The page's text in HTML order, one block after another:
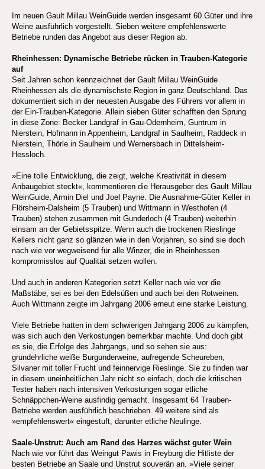
Im neuen Gault Millau WeinGuide werden insgesamt 60 Güter und ihre
Weine ausführlich vorgestellt. Sieben weitere empfehlenswerte
Betriebe runden das Angebot aus dieser Region ab.
Rheinhessen: Dynamische Betriebe rücken in Trauben-Kategorie
auf
Seit Jahren schon kennzeichnet der Gault Millau WeinGuide
Rheinhessen als die dynamischste Region in ganz Deutschland. Das
dokumentiert sich in der neuesten Ausgabe des Führers vor allem in
der Ein-Trauben-Kategorie. Allein sieben Güter schafften den Sprung
in diese Zone: Becker Landgraf in Gau-Odernheim, Guntrum in
Nierstein, Hofmann in Appenheim, Landgraf in Saulheim, Raddeck in
Nierstein, Thörle in Saulheim und Wernersbach in Dittelsheim-
Hessloch.
»Eine tolle Entwicklung, die zeigt, welche Kreativität in diesem
Anbaugebiet steckt«, kommentieren die Herausgeber des Gault Millau
WeinGuide, Armin Diel und Joel Payne. Die Ausnahme-Güter Keller in
Flörsheim-Dalsheim (5 Trauben) und Wittmann in Westhofen (4
Trauben) stehen zusammen mit Gunderloch (4 Trauben) weiterhin
einsam an der Gebietsspitze. Wenn auch die trockenen Rieslinge
Kellers nicht ganz so glänzen wie in den Vorjahren, so sind sie doch
nach wie vor wegweisend für alle Winzer, die in Rheinhessen
kompromisslos auf Qualität setzen wollen.
Und auch in anderen Kategorien setzt Keller nach wie vor die
Maßstäbe, sei es bei den Edelsüßen und auch bei den Rotweinen.
Auch Wittmann zeigte im Jahrgang 2006 erneut eine starke Leistung.
Viele Betriebe hatten in dem schwierigen Jahrgang 2006 zu kämpfen,
was sich auch den Verkostungen bemerkbar machte. Und doch gibt
es sie, die Erfolge des Jahrgangs, und so sehen sie aus:
grundehrliche weiße Burgunderweine, aufregende Scheureben,
Silvaner mit toller Frucht und feinnervige Rieslinge. Sie zu finden war
in diesem uneinheitlichen Jahr nicht so einfach, doch die kritischen
Tester haben nach intensiven Verkostungen sogar etliche
Schnäppchen-Weine ausfindig gemacht. Insgesamt 64 Trauben-
Betriebe werden ausführlich beschrieben. 49 weitere sind als
»empfehlenswert« eingestuft, darunter etliche Neulinge.
Saale-Unstrut: Auch am Rand des Harzes wächst guter Wein
Nach wie vor führt das Weingut Pawis in Freyburg die Hitliste der
besten Betriebe an Saale und Unstrut souverän an. »Viele seiner